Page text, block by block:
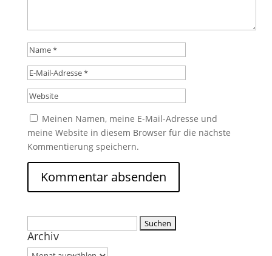
Meinen Namen, meine E-Mail-Adresse und
meine Website in diesem Browser für die nächste
Kommentierung speichern.
nach:
Archiv
Archiv